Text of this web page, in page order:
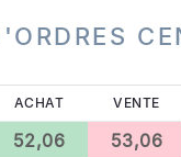
ACHAT VENTE
52,06 53,06